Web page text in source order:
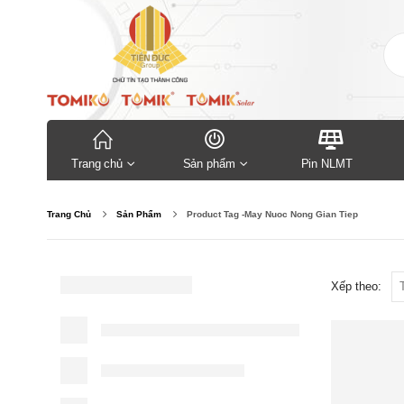
Trang chủ Sản phẩm Pin NLMT
Trang Chủ Sản Phẩm Product Tag -May Nuoc Nong Gian Tiep
Xếp theo: